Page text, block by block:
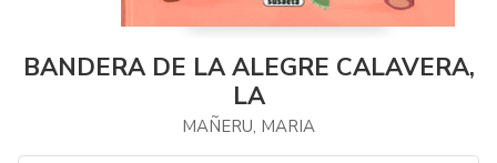
BANDERA DE LA ALEGRE CALAVERA,
LA
MAÑERU, MARIA